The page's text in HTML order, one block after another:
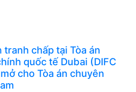
tranh chấp tại Tòa án
quốc tế Dubai (DIFC
cho Tòa án chuyên